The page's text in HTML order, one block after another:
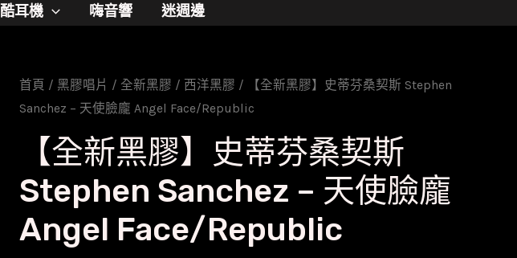
酷耳機 嗨音響 迷週邊
首頁 / 黑膠唱片 / 全新黑膠 / 西洋黑膠 / 【全新黑膠】史蒂芬桑契斯 Stephen
Sanchez – 天使臉龐 Angel Face/Republic
【全新黑膠】史蒂芬桑契斯
Stephen Sanchez – 天使臉龐
Angel Face/Republic